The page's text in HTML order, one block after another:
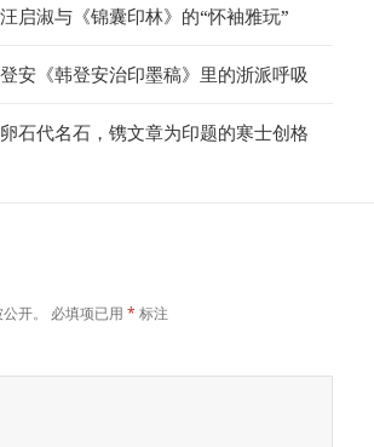
启淑与《锦囊印林》的“怀袖雅玩”
安《韩登安治印墨稿》里的浙派呼吸
石代名石，镌文章为印题的寒士创格
开。 必填项已用* 标注